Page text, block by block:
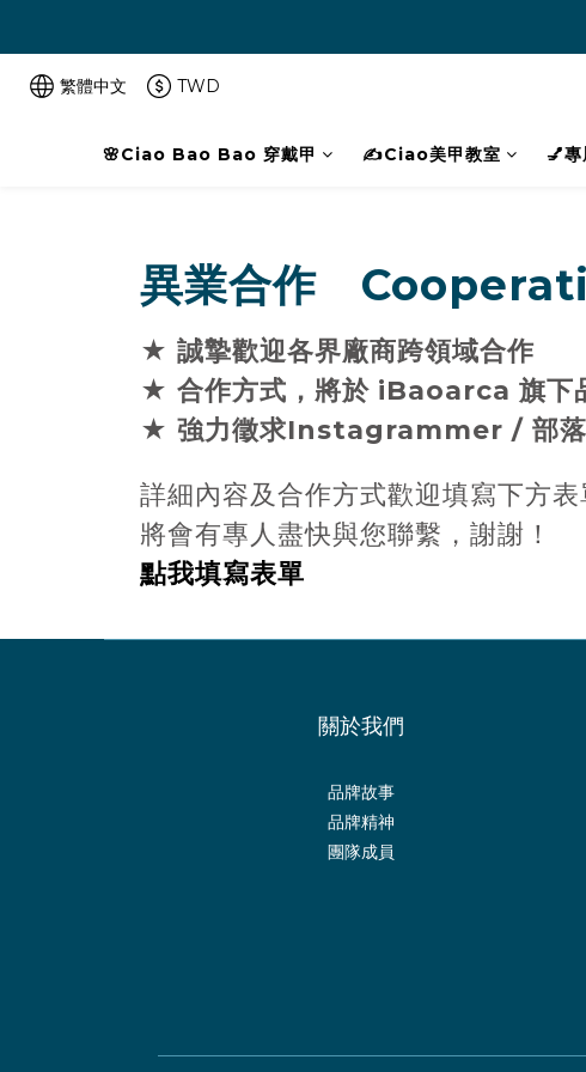
繁體中文 TWD
🌸Ciao Bao Bao 穿戴甲 ✍️Ciao美甲教室 💅
異業合作
★ 誠摯歡迎各界廠商跨領域合作
★ 合作方式，將於 iBaoarca 旗下
★ 強力徵求Instagrammer / 部
詳細內容及合作方式歡迎填寫下方表
將會有專人盡快與您聯繫，謝謝！
點我填寫表單
關於我們
品牌故事
品牌精神
團隊成員